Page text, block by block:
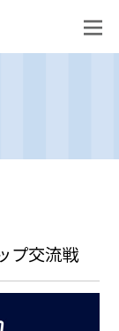
プ交流戦